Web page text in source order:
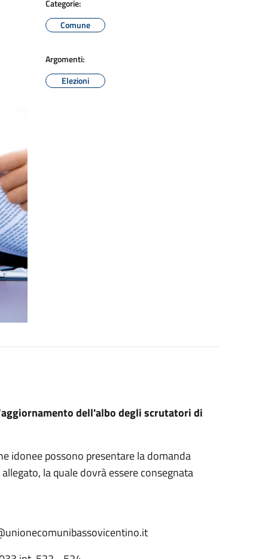
Categorie:
Comune
Argomenti:
Elezioni
aggiornamento dell'albo degli scrutatori di
idonee possono presentare la domanda
la quale dovrà essere consegnata